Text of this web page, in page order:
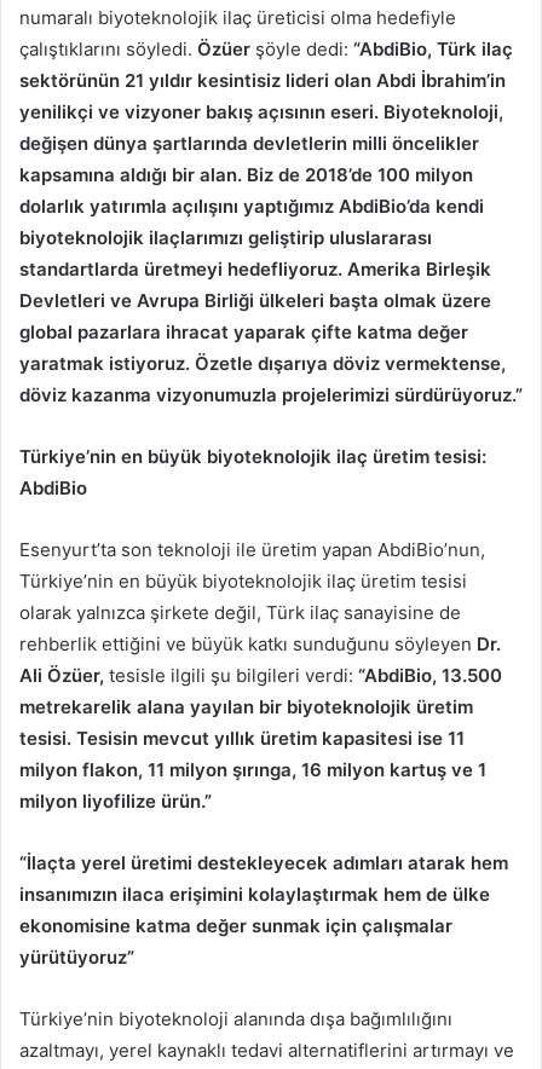
numaralı biyoteknolojik ilaç üreticisi olma hedefiyle
çalıştıklarını söyledi. Özüer şöyle dedi: “AbdiBio, Türk ilaç
sektörünün 21 yıldır kesintisiz lideri olan Abdi İbrahim’in
yenilikçi ve vizyoner bakış açısının eseri. Biyoteknoloji,
değişen dünya şartlarında devletlerin milli öncelikler
kapsamına aldığı bir alan. Biz de 2018’de 100 milyon
dolarlık yatırımla açılışını yaptığımız AbdiBio’da kendi
biyoteknolojik ilaçlarımızı geliştirip uluslararası
standartlarda üretmeyi hedefliyoruz. Amerika Birleşik
Devletleri ve Avrupa Birliği ülkeleri başta olmak üzere
global pazarlara ihracat yaparak çifte katma değer
yaratmak istiyoruz. Özetle dışarıya döviz vermektense,
döviz kazanma vizyonumuzla projelerimizi sürdürüyoruz.”
Türkiye’nin en büyük biyoteknolojik ilaç üretim tesisi:
AbdiBio
Esenyurt’ta son teknoloji ile üretim yapan AbdiBio’nun,
Türkiye’nin en büyük biyoteknolojik ilaç üretim tesisi
olarak yalnızca şirkete değil, Türk ilaç sanayisine de
rehberlik ettiğini ve büyük katkı sunduğunu söyleyen Dr.
Ali Özüer, tesisle ilgili şu bilgileri verdi: “AbdiBio, 13.500
metrekarelik alana yayılan bir biyoteknolojik üretim
tesisi. Tesisin mevcut yıllık üretim kapasitesi ise 11
milyon flakon, 11 milyon şırınga, 16 milyon kartuş ve 1
milyon liyofilize ürün.”
“İlaçta yerel üretimi destekleyecek adımları atarak hem
insanımızın ilaca erişimini kolaylaştırmak hem de ülke
ekonomisine katma değer sunmak için çalışmalar
yürütüyoruz”
Türkiye’nin biyoteknoloji alanında dışa bağımlılığını
azaltmayı, yerel kaynaklı tedavi alternatiflerini artırmayı ve